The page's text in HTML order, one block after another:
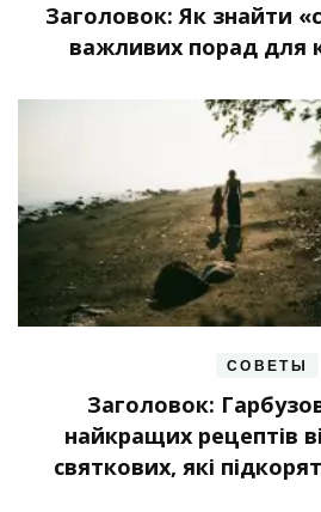
Заголовок: Як знайти
важливих порад для
СОВЕТЫ
Заголовок:
найкращих рецептів
святкових, які